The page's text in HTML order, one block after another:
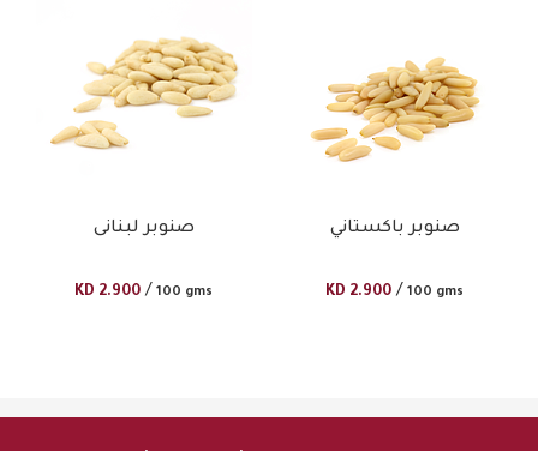
صنوبر لبنانى
KD 2.900 / 100 gms
صنوبر باكستاني
KD 2.900 / 100 gms